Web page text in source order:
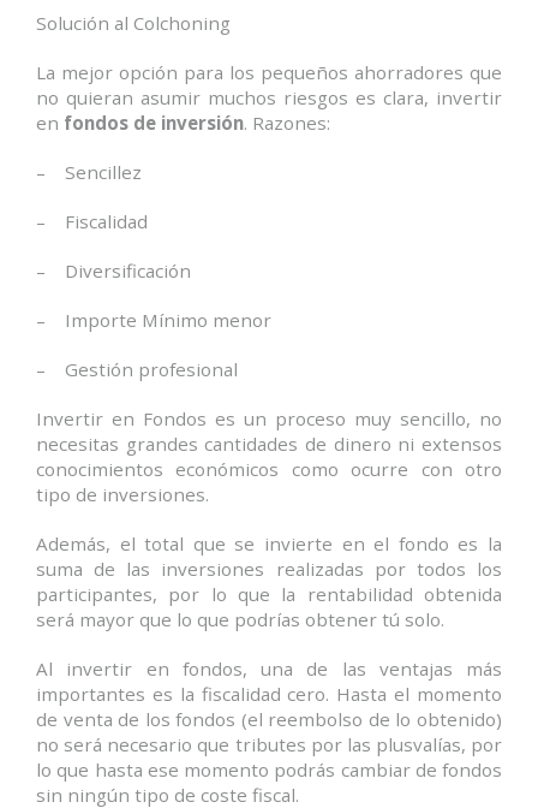
Solución al Colchoning
La mejor opción para los pequeños ahorradores que
no quieran asumir muchos riesgos es clara, invertir
en fondos de inversión. Razones:
– Sencillez
– Fiscalidad
– Diversificación
– Importe Mínimo menor
– Gestión profesional
Invertir en Fondos es un proceso muy sencillo, no
necesitas grandes cantidades de dinero ni extensos
conocimientos económicos como ocurre con otro
tipo de inversiones.
Además, el total que se invierte en el fondo es la
suma de las inversiones realizadas por todos los
participantes, por lo que la rentabilidad obtenida
será mayor que lo que podrías obtener tú solo.
Al invertir en fondos, una de las ventajas más
importantes es la fiscalidad cero. Hasta el momento
de venta de los fondos (el reembolso de lo obtenido)
no será necesario que tributes por las plusvalías, por
lo que hasta ese momento podrás cambiar de fondos
sin ningún tipo de coste fiscal.